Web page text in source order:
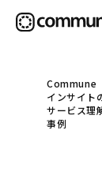
Commune
インサイト
サービス理
事例